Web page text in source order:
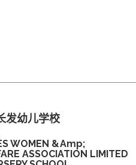
发幼儿学校
WOMEN &amp;
ASSOCIATION LIMITED